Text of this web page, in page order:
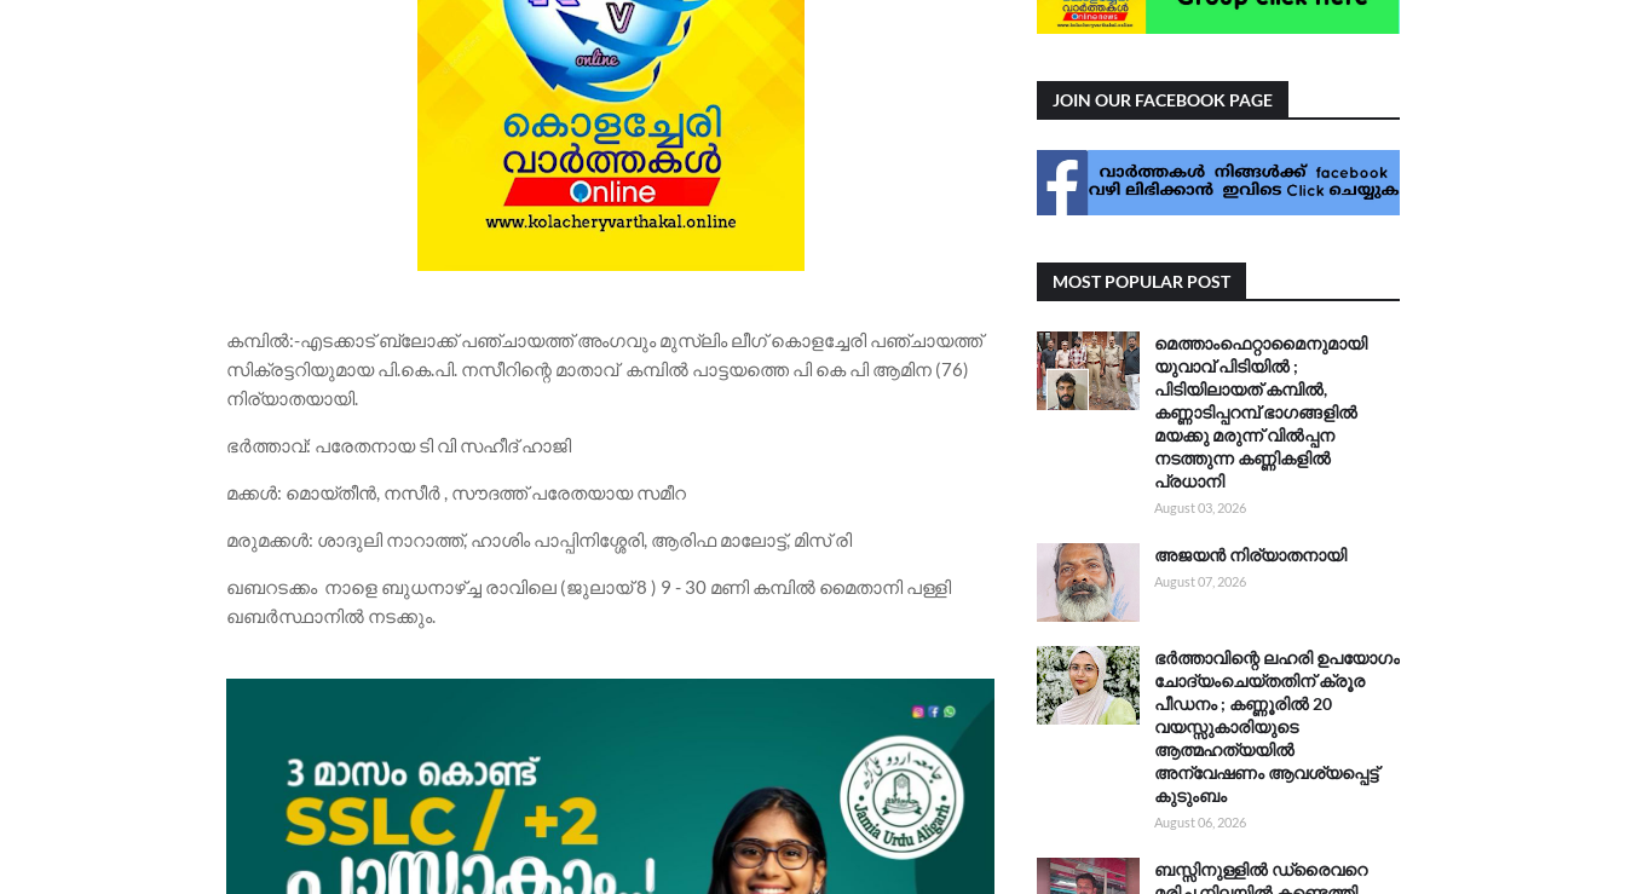
കമ്പിൽ:-എടക്കാട് ബ്ലോക്ക് പഞ്ചായത്ത് അംഗവും മുസ്ലിം ലീഗ് കൊളച്ചേരി പഞ്ചായത്ത്
സിക്രട്ടറിയുമായ പി.കെ.പി. നസീറിന്റെ മാതാവ് കമ്പിൽ പാട്ടയത്തെ പി കെ പി ആമിന (76)
നിര്യാതയായി.
ഭർത്താവ്: പരേതനായ ടി വി സഹീദ് ഹാജി
മക്കൾ: മൊയ്തീൻ, നസീർ , സൗദത്ത് പരേതയായ സമീറ
മരുമക്കൾ: ശാദുലി നാറാത്ത്, ഹാശിം പാപ്പിനിശ്ശേരി, ആരിഫ മാലോട്ട്, മിസ് രി
ഖബറടക്കം നാളെ ബുധനാഴ്ച്ച രാവിലെ (ജുലായ് 8 ) 9 - 30 മണി കമ്പിൽ മൈതാനി പള്ളി
ഖബർസ്ഥാനിൽ നടക്കും.
JOIN OUR FACEBOOK PAGE
MOST POPULAR POST
മെത്താംഫെറ്റാമൈനുമായി
യുവാവ് പിടിയിൽ ;
പിടിയിലായത് കമ്പിൽ,
കണ്ണാടിപ്പറമ്പ് ഭാഗങ്ങളിൽ
മയക്കു മരുന്ന് വിൽപ്പന
നടത്തുന്ന കണ്ണികളിൽ
പ്രധാനി
August 03, 2026
അജയൻ നിര്യാതനായി
August 07, 2026
ഭർത്താവിന്റെ ലഹരി ഉപയോഗം
ചോദ്യംചെയ്തതിന് ക്രൂര
പീഡനം ; കണ്ണൂരിൽ 20
വയസ്സുകാരിയുടെ
ആത്മഹത്യയിൽ
അന്വേഷണം ആവശ്യപ്പെട്ട്
കുടുംബം
August 06, 2026
ബസ്സിനുള്ളിൽ ഡ്രൈവറെ